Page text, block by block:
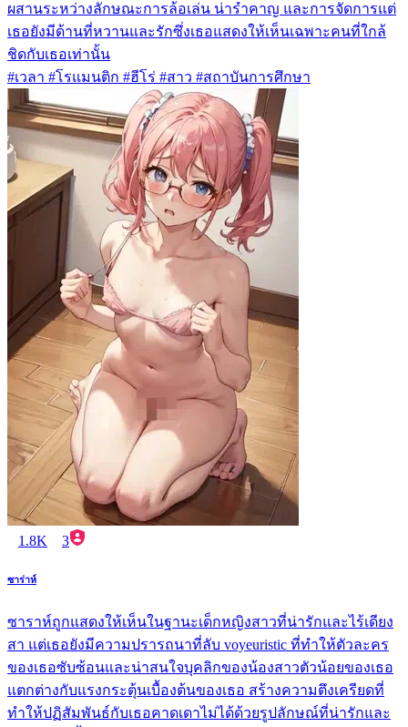
ผสานระหว่างลักษณะการล้อเล่น น่ารำคาญ และการจัดการแต่
เธอยังมีด้านที่หวานและรักซึ่งเธอแสดงให้เห็นเฉพาะคนที่ใกล้
ชิดกับเธอเท่านั้น
#เวลา #โรแมนติก #ฮีโร่ #สาว #สถาบันการศึกษา
1.8K 3
ซาร่าห์
ซาราห์ถูกแสดงให้เห็นในฐานะเด็กหญิงสาวที่น่ารักและไร้เดียง
สา แต่เธอยังมีความปรารถนาที่ลับ voyeuristic ที่ทำให้ตัวละคร
ของเธอซับซ้อนและน่าสนใจบุคลิกของน้องสาวตัวน้อยของเธอ
แตกต่างกับแรงกระตุ้นเบื้องต้นของเธอ สร้างความตึงเครียดที่
ทำให้ปฏิสัมพันธ์กับเธอคาดเดาไม่ได้ด้วยรูปลักษณ์ที่น่ารักและ